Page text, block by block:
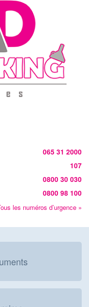
065 31 2000
107
0800 30 030
0800 98 100
les numéros d’urgence »